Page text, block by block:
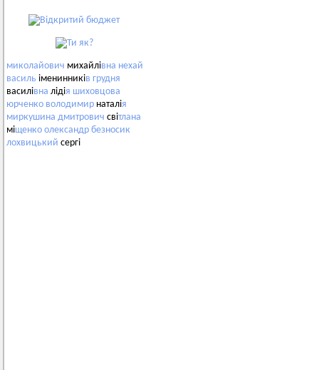
миколайович михайлівна нехай
василь іменинників грудня
василівна лідія шиховцова
юрченко володимир наталія
миркушина дмитрович світлана
міщенко олександр безносик
лохвицький сергі